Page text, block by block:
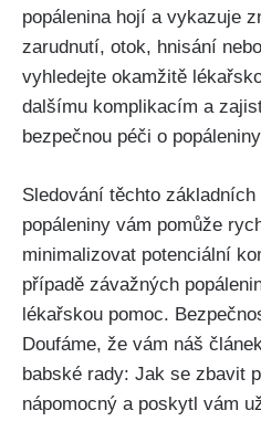
popálenina ‌hojí a vykazuje
zarudnutí, ⁤otok,‌ hnisání
vyhledejte okamžitě
dalšímu‌ komplikacím ⁣a
bezpečnou péči o
Sledování těchto
popáleniny ‍vám pomůže
minimalizovat potenciální
případě závažných
lékařskou⁢ pomoc.
Doufáme, že vám náš
babské rady: Jak se ⁤zbavit
nápomocný a ⁣poskytl ⁣vám